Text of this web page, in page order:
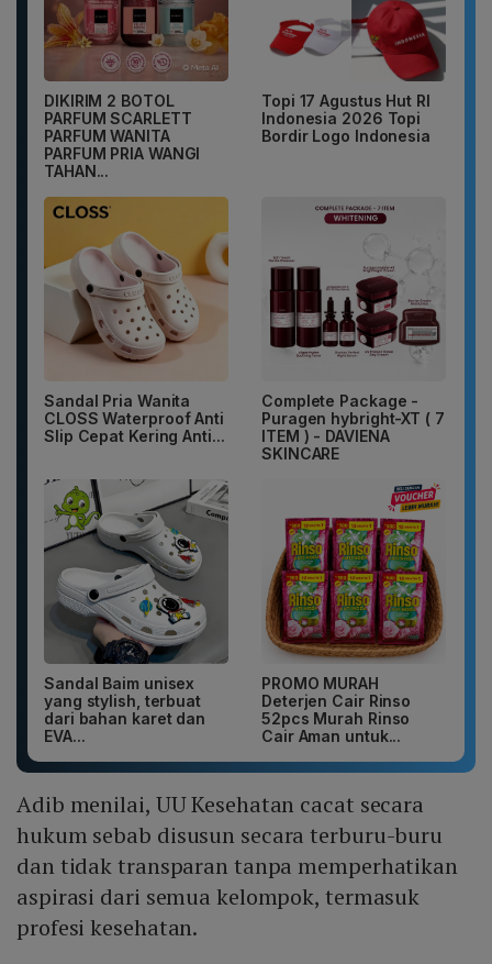
DIKIRIM 2 BOTOL
PARFUM SCARLETT
PARFUM WANITA
PARFUM PRIA WANGI
TAHAN...
Topi 17 Agustus Hut RI
Indonesia 2026 Topi
Bordir Logo Indonesia
Sandal Pria Wanita
CLOSS Waterproof Anti
Slip Cepat Kering Anti...
Complete Package -
Puragen hybright-XT ( 7
ITEM ) - DAVIENA
SKINCARE
Sandal Baim unisex
yang stylish, terbuat
dari bahan karet dan
EVA...
PROMO MURAH
Deterjen Cair Rinso
52pcs Murah Rinso
Cair Aman untuk...
Adib menilai, UU Kesehatan cacat secara
hukum sebab disusun secara terburu-buru
dan tidak transparan tanpa memperhatikan
aspirasi dari semua kelompok, termasuk
profesi kesehatan.